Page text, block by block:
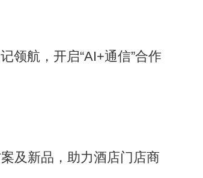
领航，开启“AI+通信”合作
及新品，助力酒店门店商